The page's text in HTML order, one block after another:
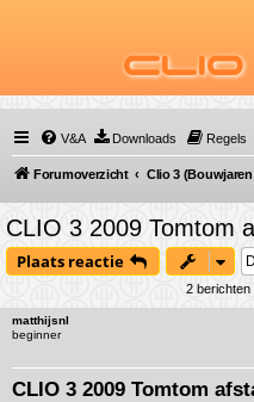
Clio
V&A Downloads Regels
Forumoverzicht
CLIO 3 2009 Tomtom
Plaats reactie
2 berichten
matthijsnl
beginner
CLIO 3 2009 Tomtom